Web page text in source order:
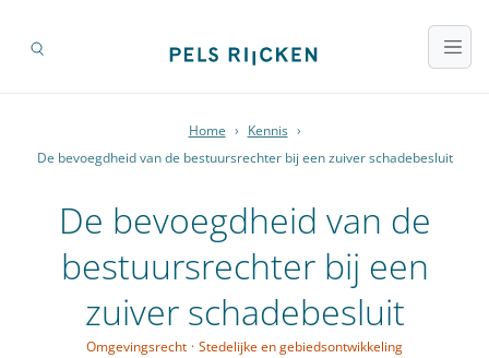
Home › Kennis ›
De bevoegdheid van de bestuursrechter bij een zuiver schadebesluit
De bevoegdheid van de
bestuursrechter bij een
zuiver schadebesluit
Omgevingsrecht · Stedelijke en gebiedsontwikkeling